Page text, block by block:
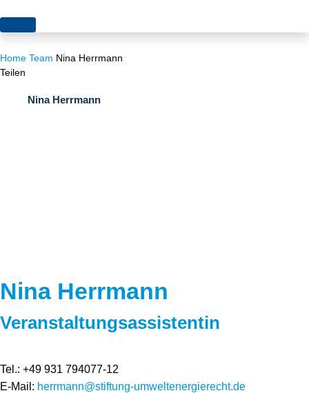
Themen
Akzeptanz
Europa
Sektorenkopplung
Projekte
Publikationen
Team
Forschungsnetzwerk
Home Team Nina Herrmann
Teilen
Nina Herrmann
Nina Herrmann
Veranstaltungsassistentin
Tel.: +49 931 794077-12
E-Mail: herrmann@stiftung-umweltenergierecht.de